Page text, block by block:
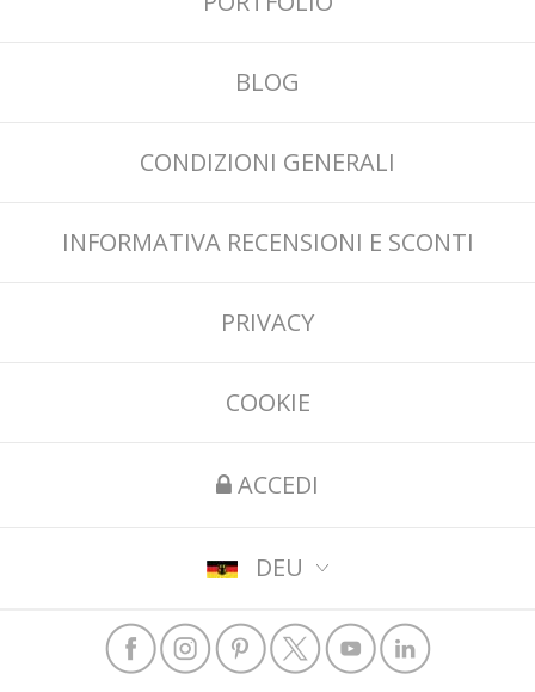
BLOG
CONDIZIONI GENERALI
INFORMATIVA RECENSIONI E SCONTI
PRIVACY
COOKIE
ACCEDI
DEU